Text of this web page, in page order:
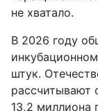
не хватало.
В 2026 году
штук.
рассчитывают
13,2 миллиона